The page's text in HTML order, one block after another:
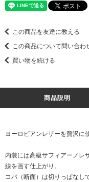
この商品を友達に教える
この商品について問い合わ
買い物を続ける
商品説明
ヨーロピアンレザーを贅沢に
内装には高級サフィアーノレ
線を画す仕上がり。
コバ（断面）は切りっぱなし